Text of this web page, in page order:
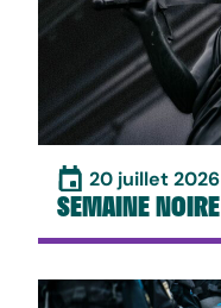
20 juillet 2026
SEMAINE NOIRE